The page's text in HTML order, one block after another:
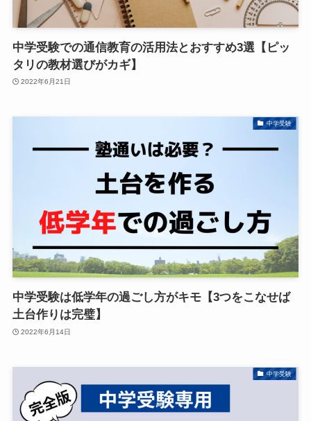
中学受験での通信教育の活用法とおすすめ3選【ピッ
タリの教材選びがカギ】
2022年6月21日
中学受験
中学受験は低学年の過ごし方がキモ【3つをこなせば
土台作りは完璧】
2022年6月14日
中学受験